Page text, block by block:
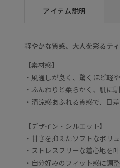
アイテム説明
軽やかな質感、大人を彩るテ
【素材感】
・風通しが良く、驚くほど軽
・ふんわりと柔らかく、肌に
・清涼感あふれる質感で、日
【デザイン・シルエット】
・甘さを抑えたソフトなボリ
・ストレスフリーな着心地を
・自分好みのフィット感に調